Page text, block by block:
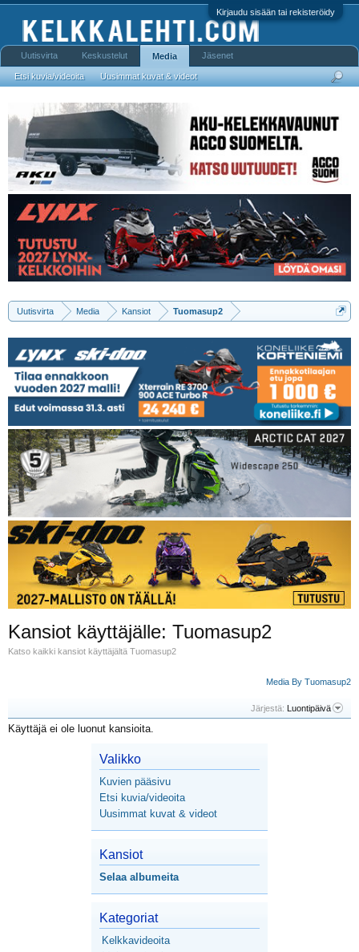
Kirjaudu sisään tai rekisteröidy
Uutisvirta Media Kansiot Tuomasup2
Kansiot käyttäjälle: Tuomasup2
Katso kaikki kansiot käyttäjältä Tuomasup2
Media By Tuomasup2
Järjestä: Luontipäivä
Käyttäjä ei ole luonut kansioita.
Valikko
Kuvien pääsivu
Etsi kuvia/videoita
Uusimmat kuvat & videot
Kansiot
Selaa albumeita
Kategoriat
Kelkkavideoita
Uutisvirta Keskustelut Media
Etsi kuvia/videoita Uusimmat kuvat & videot
Jäsenet